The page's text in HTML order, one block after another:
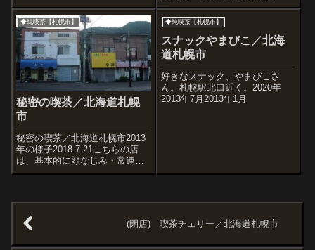
業時間中はお客が絶え間なく入
れ替わっている。ほとんどが食
事目当てのお客さんで、カウン
ターやテーブル席は無人の瞬間
はなんてないんじゃないかと思
ってしまうほど...
◆純喫茶【札幌市】
秘密の喫茶／北海道札幌
市
秘密の喫茶／北海道札幌市2013
年の様子2018.7.21こちらの店
は、基本的に顔なじみ・常連さ
んのために店を開けている営業
ある昭和喫茶です。（外観で店
名分かりますね・・・）店につ
くと...
◆純喫茶【札幌市】
スナックやまびこ／北海
道札幌市
好きなスナック、やまびこさ
ん。札幌駅北口近く。2020年
2013年7月2013年1月
(閉店) 喫茶チェリー／北海道札幌市